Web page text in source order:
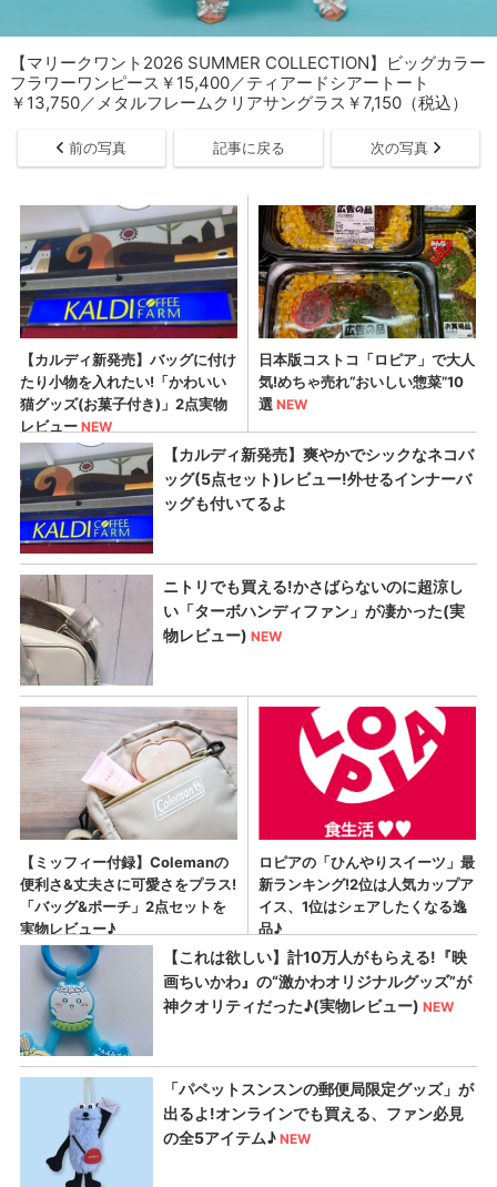
【マリークワント2026 SUMMER COLLECTION】ビッグカラー
フラワーワンピース￥15,400／ティアードシアートート
￥13,750／メタルフレームクリアサングラス￥7,150（税込）
前の写真 記事に戻る 次の写真